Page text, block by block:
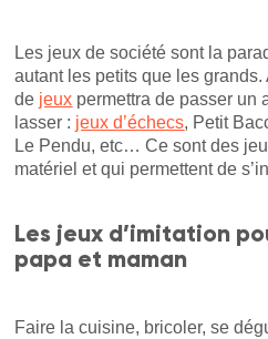
Les jeux de société sont la
autant les petits que les
de jeux permettra de passer un
lasser : jeux d’échecs, Petit
Le Pendu, etc… Ce sont des
matériel et qui permettent de
Les jeux d’imitation
papa et maman
Faire la cuisine, bricoler, se